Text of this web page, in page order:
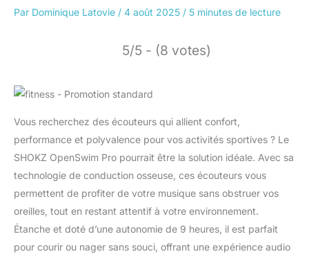
Par Dominique Latovie / 4 août 2025 / 5 minutes de lecture
5/5 - (8 votes)
Vous recherchez des écouteurs qui allient confort,
performance et polyvalence pour vos activités sportives ? Le
SHOKZ OpenSwim Pro pourrait être la solution idéale. Avec sa
technologie de conduction osseuse, ces écouteurs vous
permettent de profiter de votre musique sans obstruer vos
oreilles, tout en restant attentif à votre environnement.
Étanche et doté d’une autonomie de 9 heures, il est parfait
pour courir ou nager sans souci, offrant une expérience audio